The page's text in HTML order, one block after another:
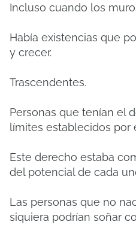
Incluso cuando los
Había existencias que
y crecer.
Trascendentes.
Personas que tenían el
límites establecidos por
Este derecho estaba
del potencial de cada
Las personas que no
siquiera podrían soñar